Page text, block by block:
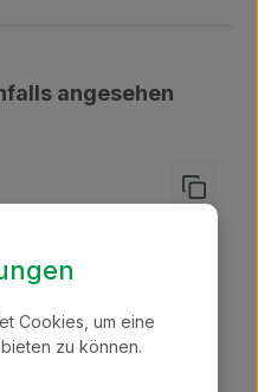
angesehen
Cookies, um eine
zu können.